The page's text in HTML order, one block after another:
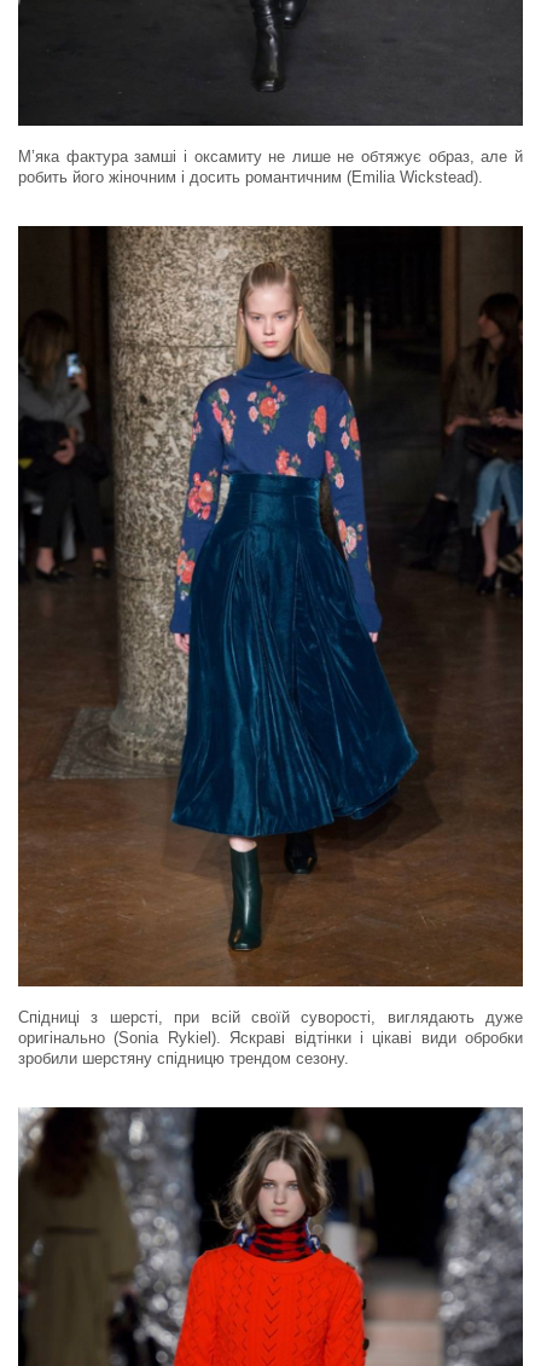
М’яка фактура замші і оксамиту не лише не обтяжує образ, але й
робить його жіночним і досить романтичним (Emilia Wickstead).
Спідниці з шерсті, при всій своїй суворості, виглядають дуже
оригінально (Sonia Rykiel). Яскраві відтінки і цікаві види обробки
зробили шерстяну спідницю трендом сезону.